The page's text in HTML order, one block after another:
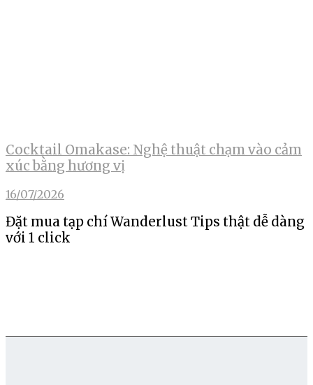
Cocktail Omakase: Nghệ thuật chạm vào cảm
xúc bằng hương vị
16/07/2026
Đặt mua tạp chí Wanderlust Tips thật dễ dàng
với 1 click